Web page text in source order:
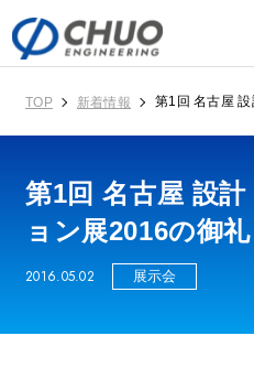
TOP 新着情報
第1回 名古屋
第1回 名古屋 設
ョン展2016の御礼
2016.05.02 展示会